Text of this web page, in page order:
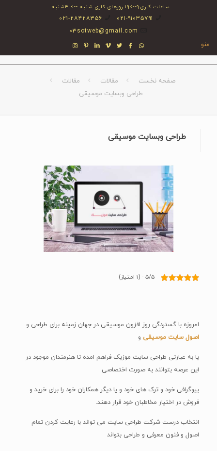
ساعات کاری:۹-->۱۹ روزهای کاری شنبه --> ۴شنبه
۰۲۱-۹۱۰۳۵۷۹۱
۰۲۱-۲۸۴۲۸۳۵۶
03sotweb@gmail.com
منو
صفحه نخست مقالات
مقالات
طراحی وبسایت موسیقی
طراحی وبسایت موسیقی
۵/۵ - (۱ امتیاز)
امروزه با گستردگی روز افزون موسیقی در جهان زمینه برای طراحی و
اصول سایت موسیقی و
یا به عبارتی طراحی سایت موزیک فراهم امده تا هنرمندان موجود در
این عرصه بتوانند به صورت اختصاصی
بیوگرافی خود و ترک های خود و یا دیگر همکاران خود را برای خرید و
فروش در اختیار مخاطبان خود قرار دهند.
انتخاب درست شرکت طراحی سایت می تواند با رعایت کردن تمام
اصول و فنون معرفی و طراحی بتواند